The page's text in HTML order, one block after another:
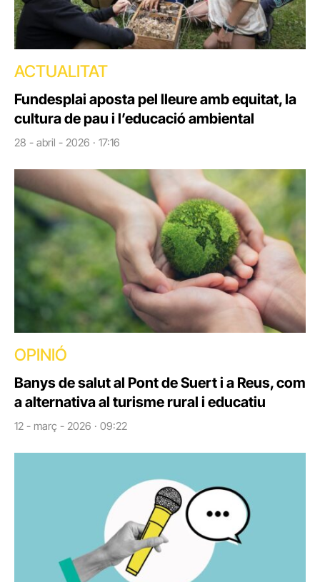
ACTUALITAT
Fundesplai aposta pel lleure amb equitat, la
cultura de pau i l’educació ambiental
28 - abril - 2026 · 17:16
OPINIÓ
Banys de salut al Pont de Suert i a Reus, com
a alternativa al turisme rural i educatiu
12 - març - 2026 · 09:22